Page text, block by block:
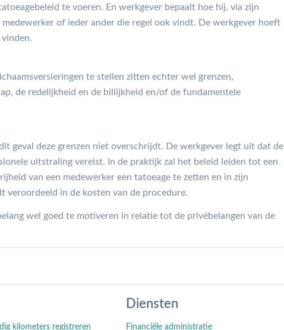
te voeren. En werkgever bepaalt hoe hij, via zijn
of ieder ander die regel ook vindt. De werkgever hoeft
te stellen zitten echter wel grenzen,
de redelijkheid en de billijkheid en/of de fundamentele
geval deze grenzen niet overschrijdt. De werkgever legt uit dat de
uitstraling vereist. In de praktijk zal het beleid leiden tot een
van een medewerker een tatoeage te zetten en in zijn
in de kosten van de procedure.
wel goed te motiveren in relatie tot de privébelangen van de
kilometers registreren
Diensten
Financiële administratie